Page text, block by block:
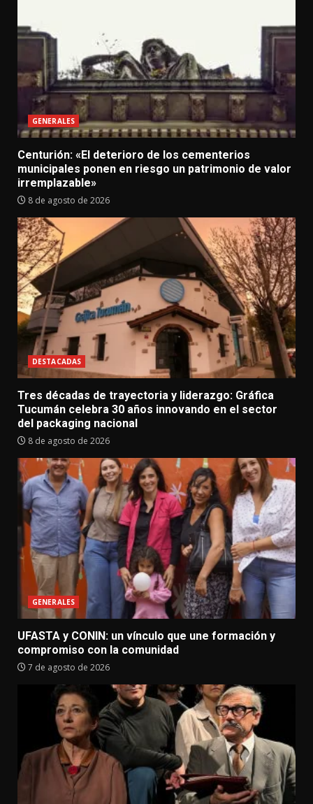
GENERALES
Centurión: «El deterioro de los cementerios
municipales ponen en riesgo un patrimonio de valor
irremplazable»
8 de agosto de 2026
DESTACADAS
Tres décadas de trayectoria y liderazgo: Gráfica
Tucumán celebra 30 años innovando en el sector
del packaging nacional
8 de agosto de 2026
GENERALES
UFASTA y CONIN: un vínculo que une formación y
compromiso con la comunidad
7 de agosto de 2026